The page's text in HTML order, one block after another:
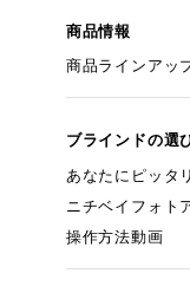
商品情報
商品ラインアッ
ブラインドの選
あなたにピッタ
ニチベイフォト
操作方法動画